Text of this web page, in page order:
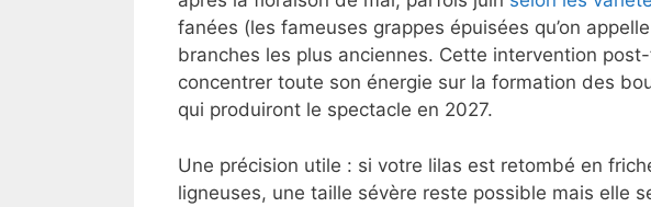
fanées (les fameuses grappes épuisées qu’on
branches les plus anciennes. Cette intervention
concentrer toute son énergie sur la formation des
qui produiront le spectacle en 2027.
Une précision utile : si votre lilas est retombé en
ligneuses, une taille sévère reste possible mais elle